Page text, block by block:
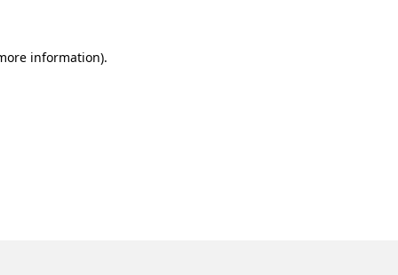
information).